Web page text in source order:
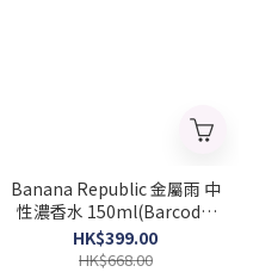
Banana Republic 金屬雨 中
性濃香水 150ml(Barcode:
840797153134)
HK$399.00
HK$668.00